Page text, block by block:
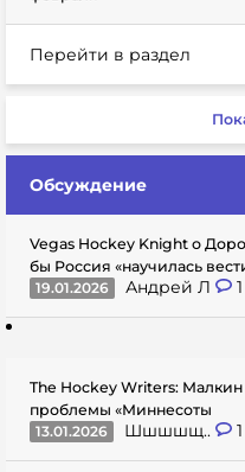
Перейти в раздел
Обсуждение
Vegas Hockey Knight о
бы Россия «научилась
19.01.2026
Андрей Л 1
The Hockey Writers:
проблемы «Миннесоты
13.01.2026
Шшшшщ.. 1